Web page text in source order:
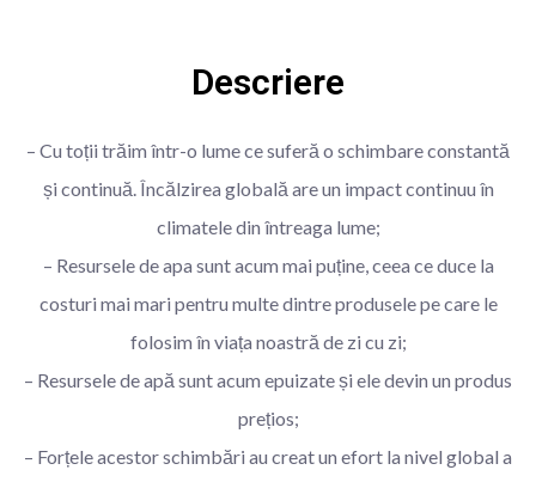
Descriere
– Cu toții trăim într-o lume ce suferă o schimbare constantă
și continuă. Încălzirea globală are un impact continuu în
climatele din întreaga lume;
– Resursele de apa sunt acum mai puține, ceea ce duce la
costuri mai mari pentru multe dintre produsele pe care le
folosim în viața noastră de zi cu zi;
– Resursele de apă sunt acum epuizate și ele devin un produs
prețios;
– Forțele acestor schimbări au creat un efort la nivel global a